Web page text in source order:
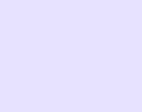
Gecheckt